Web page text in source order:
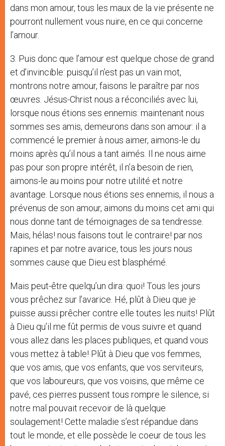
dans mon amour, tous les maux de la vie présente ne
pourront nullement vous nuire, en ce qui concerne
l’amour.
3. Puis donc que l’amour est quelque chose de grand
et d’invincible: puisqu’il n’est pas un vain mot,
montrons notre amour, faisons le paraître par nos
œuvres. Jésus-Christ nous a réconciliés avec lui,
lorsque nous étions ses ennemis: maintenant nous
sommes ses amis, demeurons dans son amour: il a
commencé le premier à nous aimer, aimons-le du
moins après qu’il nous a tant aimés. Il ne nous aime
pas pour son propre intérêt, il n’a besoin de rien,
aimons-le au moins pour notre utilité et notre
avantage. Lorsque nous étions ses ennemis, il nous a
prévenus de son amour, aimons du moins cet ami qui
nous donne tant de témoignages de sa tendresse.
Mais, hélas! nous faisons tout le contraire! par nos
rapines et par notre avarice, tous les jours nous
sommes cause que Dieu est blasphémé.
Mais peut-être quelqu’un dira: quoi! Tous les jours
vous prêchez sur l’avarice. Hé, plût à Dieu que je
puisse aussi prêcher contre elle toutes les nuits! Plût
à Dieu qu’il me fût permis de vous suivre et quand
vous allez dans les places publiques, et quand vous
vous mettez à table! Plût à Dieu que vos femmes,
que vos amis, que vos enfants, que vos serviteurs,
que vos laboureurs, que vos voisins, que même ce
pavé, ces pierres pussent tous rompre le silence, si
notre mal pouvait recevoir de là quelque
soulagement! Cette maladie s’est répandue dans
tout le monde, et elle possède le coeur de tous les